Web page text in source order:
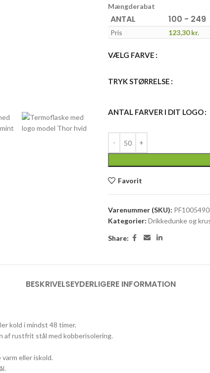
Mængderabat
ANTAL 100 - 249
Pris 123,30kr.
VÆLG FARVE
TRYK STØRRELSE
ANTAL FARVER I DIT LOGO
Favorit
Varenummer (SKU):
Kategorier: Drikkedunke og
Share:
BESKRIVELSEYDERLIGERE INFORMATION
kold i mindst 48 timer.
rustfrit stål med kobberisolering.
eller iskold.